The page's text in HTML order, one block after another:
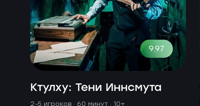
9.97
Ктулху: Тени Иннсмута
2-5 игроков · 60 минут · 10+